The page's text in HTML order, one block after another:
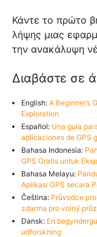
Κάντε το πρώτο
λήψης μιας
την ανακάλυψη
Διαβάστε σε
English: A Beginner’s
Exploration
Español: Una guía
aplicaciones de GPS
Bahasa Indonesia:
GPS Gratis untuk
Bahasa Melayu:
Aplikasi GPS secara
Čeština: Průvodce
zdarma pro volný
Dansk: En
udforskning